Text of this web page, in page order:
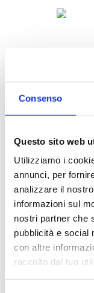
Consenso
Questo sito web
Utilizziamo i
annunci, per
analizzare il
informazioni sul
nostri partner che
pubblicità e social
con altre
raccolto dal tuo